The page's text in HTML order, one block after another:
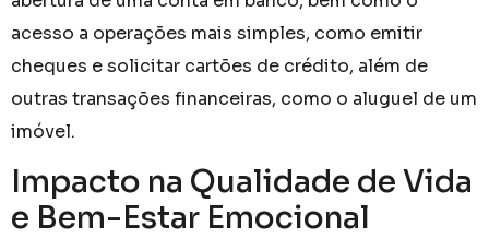
acesso a operações mais simples, como emitir
cheques e solicitar cartões de crédito, além de
outras transações financeiras, como o aluguel de um
imóvel.
Impacto na Qualidade de Vida
e Bem-Estar Emocional